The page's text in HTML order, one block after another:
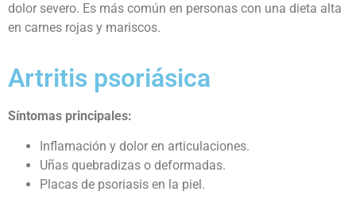
dolor severo. Es más común en personas con una dieta alta
en carnes rojas y mariscos.
Artritis psoriásica
Síntomas principales:
Inflamación y dolor en articulaciones.
Uñas quebradizas o deformadas.
Placas de psoriasis en la piel.